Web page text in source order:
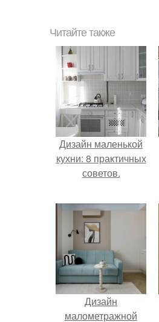
Читайте также
Дизайн маленькой
кухни: 8 практичных
советов.
Дизайн
малометражной